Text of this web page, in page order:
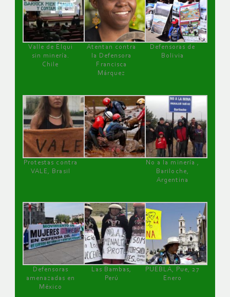
Valle de Elqui
sin minería.
Chile
Atentan contra
la Defensora
Francisca
Márquez
Defensoras de
Bolivia
Protestas contra
VALE, Brasil
No a la minería ,
Bariloche,
Argentina
Defensoras
amenazadas en
México
Las Bambas,
Perú
PUEBLA, Pue, 27
Enero